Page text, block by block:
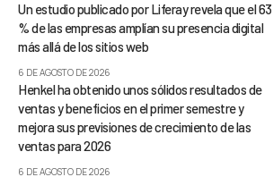
Un estudio publicado por Liferay revela que el 63
% de las empresas amplían su presencia digital
más allá de los sitios web
6 DE AGOSTO DE 2026
Henkel ha obtenido unos sólidos resultados de
ventas y beneficios en el primer semestre y
mejora sus previsiones de crecimiento de las
ventas para 2026
6 DE AGOSTO DE 2026